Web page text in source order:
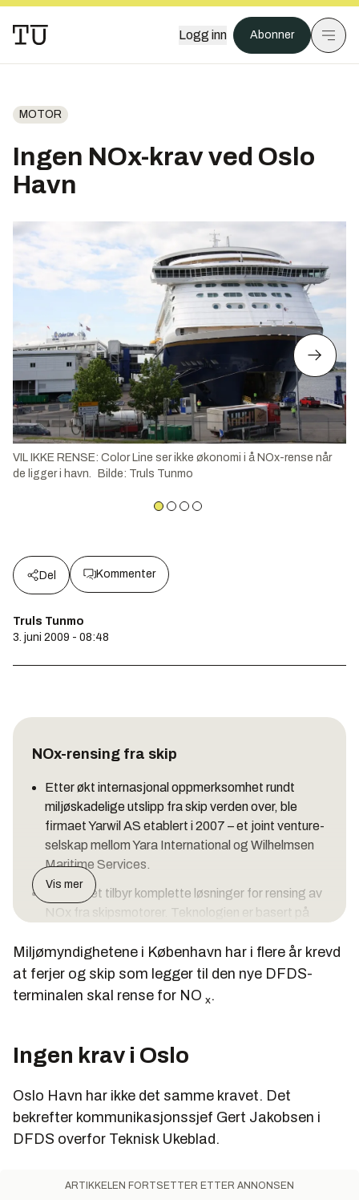
Logg inn Abonner
MOTOR
Ingen NOx-krav ved Oslo
Havn
VIL IKKE RENSE: Color Line ser ikke økonomi i å NOx-rense når
de ligger i havn.
Bilde: Truls Tunmo
Del Kommenter
Truls Tunmo
3. juni 2009 - 08:48
NOx-rensing fra skip
Etter økt internasjonal oppmerksomhet rundt
miljøskadelige utslipp fra skip verden over, ble
firmaet Yarwil AS etablert i 2007 – et joint venture-
selskap mellom Yara International og Wilhelmsen
Maritime Services.
Selskapet tilbyr komplette løsninger for rensing av
NOx fra skipsmotorer. Teknologien er basert på
Urea, og fjerner opptil 90 prosent av NOx-
utslippene.
De nye IMO-reglene (MEPC-58) krever en
teknologi for å oppnå 80 prosent reduksjon av
Miljøavtalen om NOx og Næringslivets NOx-fond.
Fondet er et spleiselag der bedriftene som er med
Betaling til fondet erstatter statlig NOx-avgift for
Vis mer
Miljømyndighetene i København har i flere år krevd
at ferjer og skip som legger til den nye DFDS-
terminalen skal rense for NO x.
Ingen krav i Oslo
Oslo Havn har ikke det samme kravet. Det
bekrefter kommunikasjonssjef Gert Jakobsen i
DFDS overfor Teknisk Ukeblad.
ARTIKKELEN FORTSETTER ETTER ANNONSEN